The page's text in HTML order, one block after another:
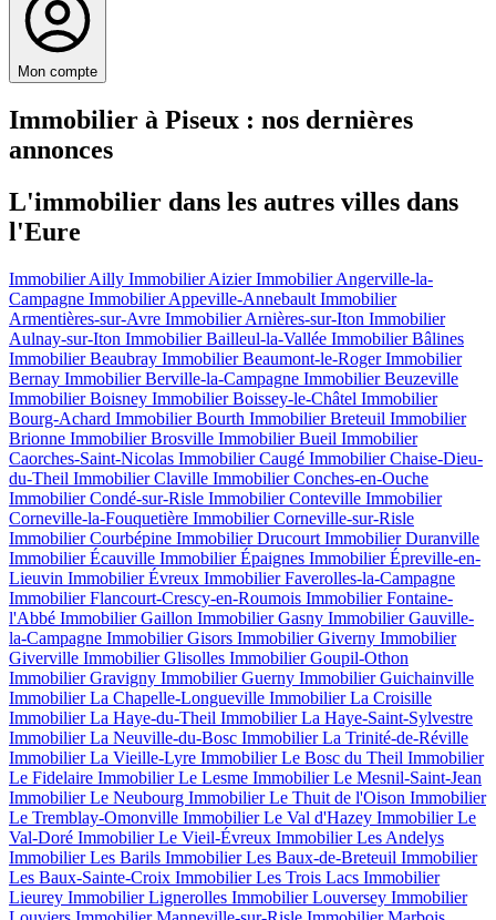
Mon compte
Immobilier à Piseux : nos dernières
annonces
L'immobilier dans les autres villes dans
l'Eure
Immobilier Ailly Immobilier AizierImmobilier Angerville-la-
Campagne Immobilier Appeville-Annebault Immobilier
Armentières-sur-Avre Immobilier Arnières-sur-Iton Immobilier
Aulnay-sur-Iton Immobilier Bailleul-la-Vallée Immobilier Bâlines
Immobilier Beaubray Immobilier Beaumont-le-RogerImmobilier
Bernay Immobilier Berville-la-Campagne Immobilier Beuzeville
Immobilier Boisney Immobilier Boissey-le-Châtel Immobilier
Bourg-Achard Immobilier Bourth Immobilier Breteuil Immobilier
Brionne Immobilier Brosville Immobilier Bueil Immobilier
Caorches-Saint-Nicolas Immobilier Caugé Immobilier Chaise-Dieu-
du-Theil Immobilier Claville Immobilier Conches-en-Ouche
Immobilier Condé-sur-Risle Immobilier Conteville Immobilier
Corneville-la-Fouquetière Immobilier Corneville-sur-Risle
Immobilier Courbépine Immobilier Drucourt Immobilier Duranville
Immobilier Écauville Immobilier Épaignes Immobilier Épreville-en-
Lieuvin Immobilier Évreux Immobilier Faverolles-la-Campagne
Immobilier Flancourt-Crescy-en-Roumois Immobilier Fontaine-
l'Abbé Immobilier Gaillon Immobilier Gasny Immobilier Gauville-
la-Campagne Immobilier Gisors Immobilier Giverny Immobilier
Giverville Immobilier Glisolles Immobilier Goupil-Othon
Immobilier Gravigny Immobilier Guerny Immobilier Guichainville
Immobilier La Chapelle-Longueville Immobilier La Croisille
Immobilier La Haye-du-Theil Immobilier La Haye-Saint-Sylvestre
Immobilier La Neuville-du-Bosc Immobilier La Trinité-de-Réville
Immobilier La Vieille-Lyre Immobilier Le Bosc du Theil Immobilier
Le Fidelaire Immobilier Le Lesme Immobilier Le Mesnil-Saint-Jean
Immobilier Le Neubourg Immobilier Le Thuit de l'Oison Immobilier
Le Tremblay-Omonville Immobilier Le Val d'Hazey Immobilier Le
Val-Doré Immobilier Le Vieil-Évreux Immobilier Les Andelys
Immobilier Les Barils Immobilier Les Baux-de-Breteuil Immobilier
Les Baux-Sainte-Croix Immobilier Les Trois Lacs Immobilier
Lieurey Immobilier Lignerolles Immobilier Louversey Immobilier